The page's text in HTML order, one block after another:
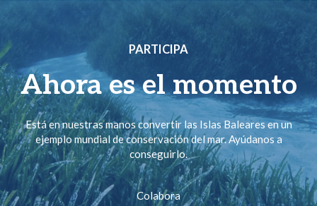
PARTICIPA
Ahora es el momento
Está en nuestras manos convertir las Islas Baleares en un
ejemplo mundial de conservación del mar. Ayúdanos a
conseguirlo.
Colabora